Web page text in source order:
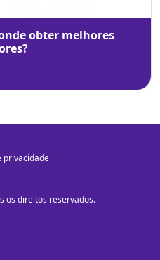
obter melhores
privacidade
os direitos reservados.